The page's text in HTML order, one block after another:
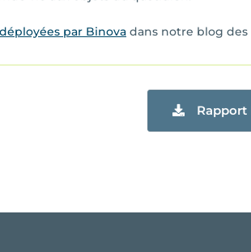
par Binova dans notre blog des
Rapport